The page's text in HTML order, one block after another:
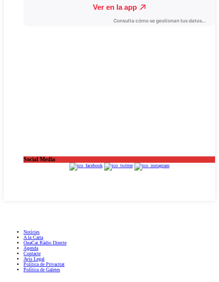
Social Media
Notícies
A la Carta
OnaCat.Ràdio Directe
Agenda
Contacte
Avís Legal
Política de Privacitat
Política de Galetes